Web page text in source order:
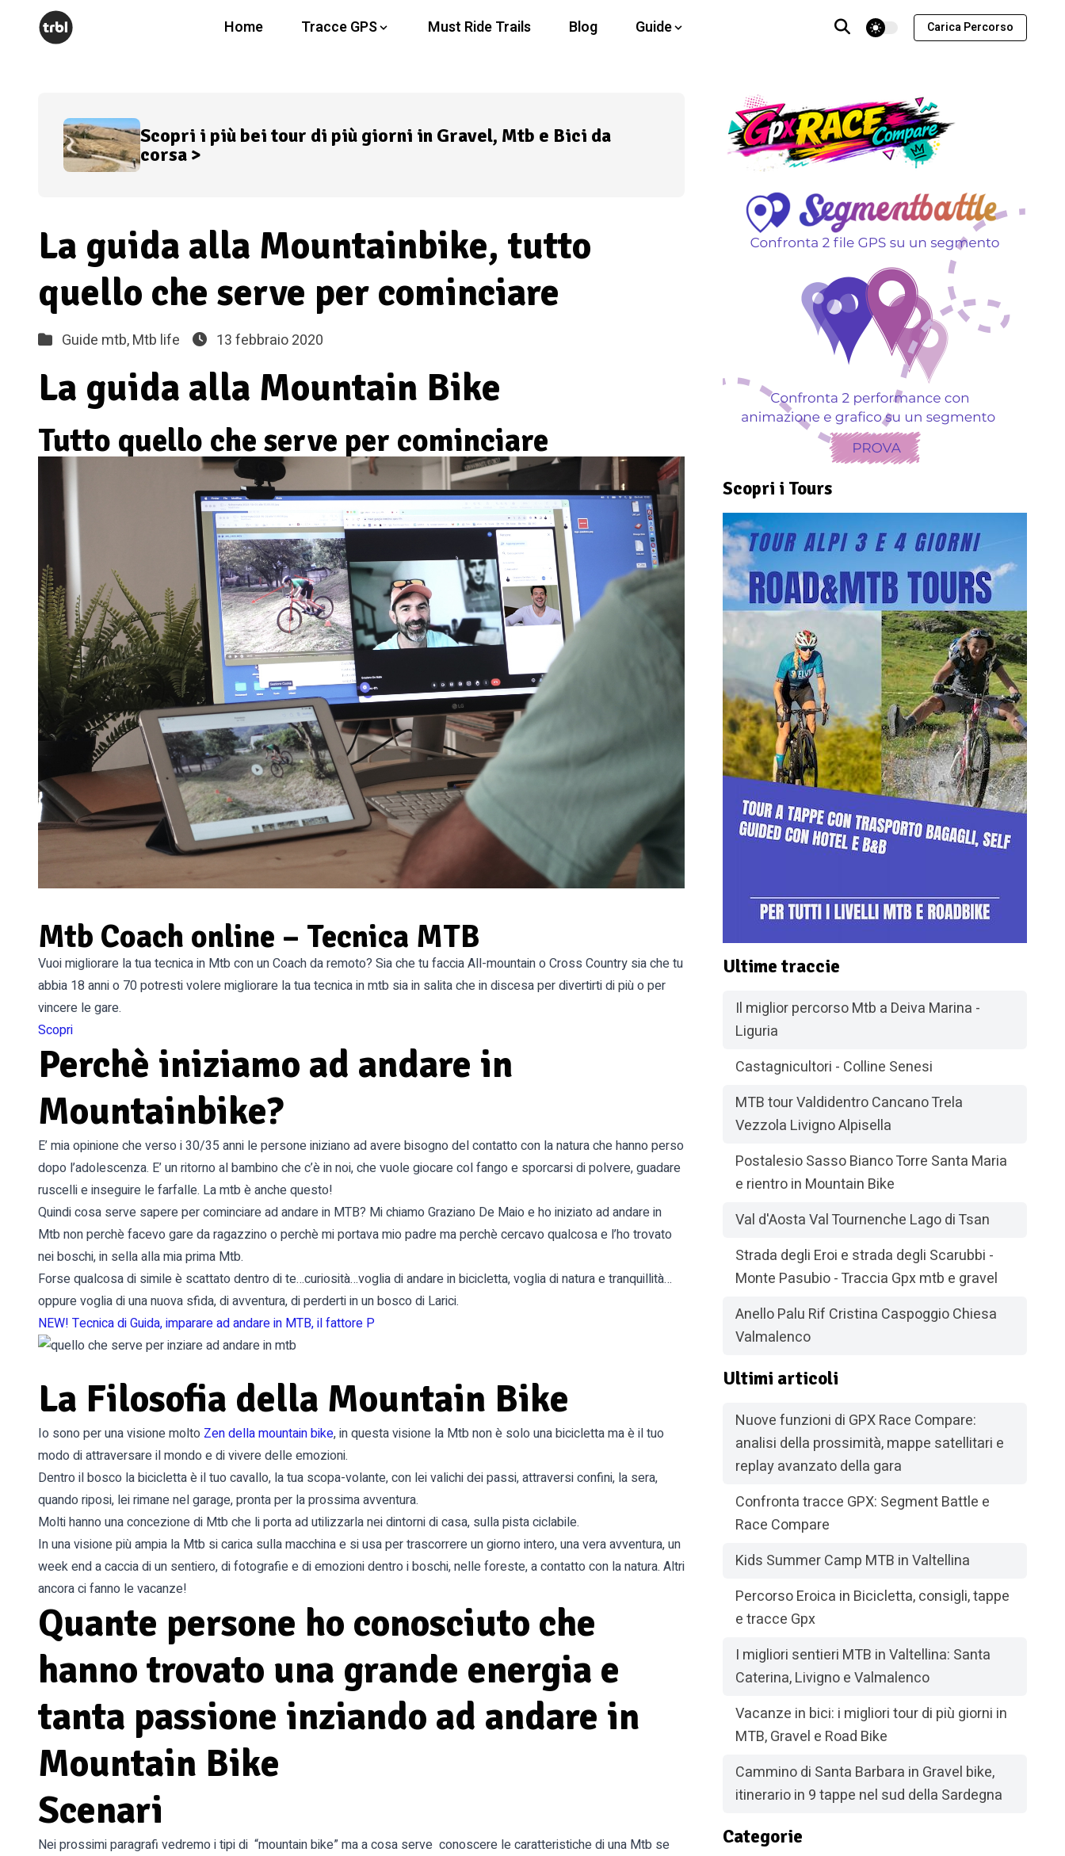
Home Tracce GPS Must Ride Trails Blog Guide theme switcher Carica Percorso
Scopri i più bei tour di più giorni in Gravel, Mtb e Bici da
corsa >
La guida alla Mountainbike, tutto
quello che serve per cominciare
Guide mtb,Mtb life 13 febbraio 2020
La guida alla Mountain Bike
Tutto quello che serve per cominciare
Mtb Coach online – Tecnica MTB
Vuoi migliorare la tua tecnica in Mtb con un Coach da remoto? Sia che tu faccia All-mountain o Cross Country sia che tu
abbia 18 anni o 70 potresti volere migliorare la tua tecnica in mtb sia in salita che in discesa per divertirti di più o per
vincere le gare.
Scopri
Perchè iniziamo ad andare in
Mountainbike?
E’ mia opinione che verso i 30/35 anni le persone iniziano ad avere bisogno del contatto con la natura che hanno perso
dopo l’adolescenza. E’ un ritorno al bambino che c’è in noi, che vuole giocare col fango e sporcarsi di polvere, guadare
ruscelli e inseguire le farfalle. La mtb è anche questo!
Quindi cosa serve sapere per cominciare ad andare in MTB? Mi chiamo Graziano De Maio e ho iniziato ad andare in
Mtb non perchè facevo gare da ragazzino o perchè mi portava mio padre ma perchè cercavo qualcosa e l’ho trovato
nei boschi, in sella alla mia prima Mtb.
Forse qualcosa di simile è scattato dentro di te…curiosità…voglia di andare in bicicletta, voglia di natura e tranquillità…
oppure voglia di una nuova sfida, di avventura, di perderti in un bosco di Larici.
NEW! Tecnica di Guida, imparare ad andare in MTB, il fattore P
La Filosofia della Mountain Bike
Io sono per una visione molto Zen della mountain bike, in questa visione la Mtb non è solo una bicicletta ma è il tuo
modo di attraversare il mondo e di vivere delle emozioni.
Dentro il bosco la bicicletta è il tuo cavallo, la tua scopa-volante, con lei valichi dei passi, attraversi confini, la sera,
quando riposi, lei rimane nel garage, pronta per la prossima avventura.
Molti hanno una concezione di Mtb che li porta ad utilizzarla nei dintorni di casa, sulla pista ciclabile.
In una visione più ampia la Mtb si carica sulla macchina e si usa per trascorrere un giorno intero, una vera avventura, un
week end a caccia di un sentiero, di fotografie e di emozioni dentro i boschi, nelle foreste, a contatto con la natura. Altri
ancora ci fanno le vacanze!
Quante persone ho conosciuto che
hanno trovato una grande energia e
tanta passione inziando ad andare in
Mountain Bike
Scenari
Nei prossimi paragrafi vedremo i tipi di “mountain bike” ma a cosa serve conoscere le caratteristiche di una Mtb se
Scopri i Tours
Ultime traccie
Il miglior percorso Mtb a Deiva Marina -
Liguria
Castagnicultori - Colline Senesi
MTB tour Valdidentro Cancano Trela
Vezzola Livigno Alpisella
Postalesio Sasso Bianco Torre Santa Maria
e rientro in Mountain Bike
Val d'Aosta Val Tournenche Lago di Tsan
Strada degli Eroi e strada degli Scarubbi -
Monte Pasubio - Traccia Gpx mtb e gravel
Anello Palu Rif Cristina Caspoggio Chiesa
Valmalenco
Ultimi articoli
Nuove funzioni di GPX Race Compare:
analisi della prossimità, mappe satellitari e
replay avanzato della gara
Confronta tracce GPX: Segment Battle e
Race Compare
Kids Summer Camp MTB in Valtellina
Percorso Eroica in Bicicletta, consigli, tappe
e tracce Gpx
I migliori sentieri MTB in Valtellina: Santa
Caterina, Livigno e Valmalenco
Vacanze in bici: i migliori tour di più giorni in
MTB, Gravel e Road Bike
Cammino di Santa Barbara in Gravel bike,
itinerario in 9 tappe nel sud della Sardegna
Categorie